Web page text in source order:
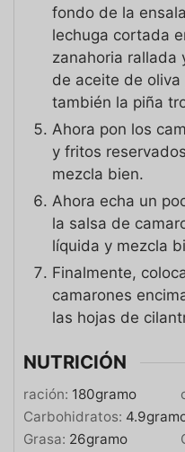
fondo de la
lechuga cortada
zanahoria rallada
de aceite de
también la piña
Ahora pon los
y fritos
mezcla bien.
Ahora echa un
la salsa de
líquida y mezcla
Finalmente,
camarones
las hojas de
NUTRICIÓN
ración: 180gramo
Carbohidratos: 4.9
Grasa: 26gramo